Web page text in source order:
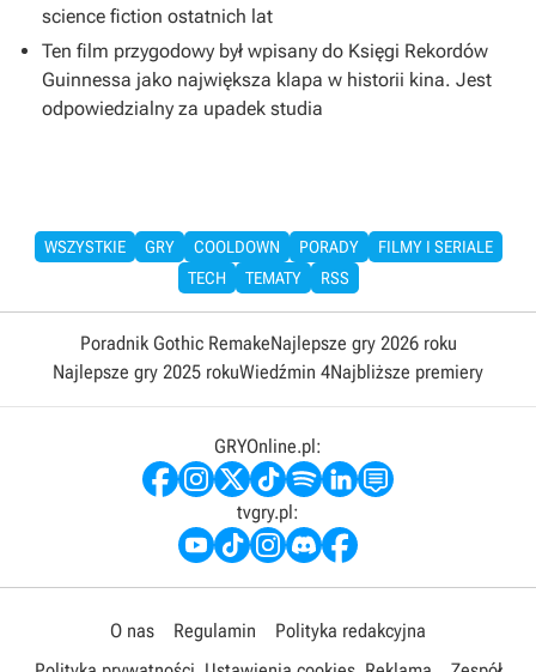
science fiction ostatnich lat
Ten film przygodowy był wpisany do Księgi Rekordów
Guinnessa jako największa klapa w historii kina. Jest
odpowiedzialny za upadek studia
WSZYSTKIE GRY COOLDOWN PORADY
FILMY I SERIALE
TECH
TEMATY RSS
Poradnik Gothic RemakeNajlepsze gry 2026 roku
Najlepsze gry 2025 rokuWiedźmin 4Najbliższe premiery
GRYOnline.pl:
tvgry.pl:
O nas Regulamin
Polityka redakcyjna